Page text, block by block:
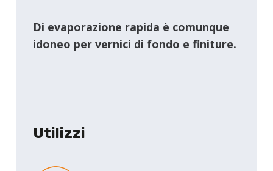
Di evaporazione rapida è comunque
idoneo per vernici di fondo e finiture.
Utilizzi